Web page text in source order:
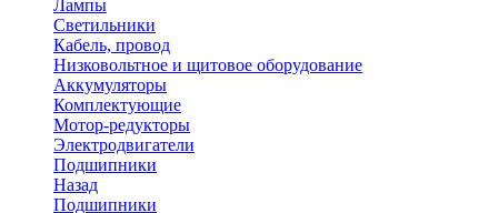
Лампы
Светильники
Кабель, провод
Низковольтное и щитовое оборудование
Аккумуляторы
Комплектующие
Мотор-редукторы
Электродвигатели
Подшипники
Назад
Подшипники